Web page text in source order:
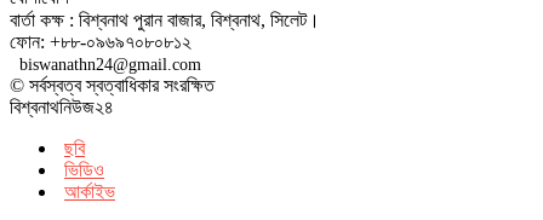
বার্তা কক্ষ : বিশ্বনাথ পুরান বাজার, বিশ্বনাথ, সিলেট।
ফোন: +৮৮-০৯৬৯৭০৮০৮১২
biswanathn24@gmail.com
© সর্বস্বত্ব স্বত্বাধিকার সংরক্ষিত
বিশ্বনাথনিউজ২৪
ছবি
ভিডিও
আর্কাইভ